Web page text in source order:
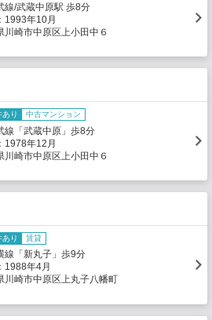
線/武蔵中原駅 歩8分
1993年10月
川崎市中原区上小田中６
り 中古マンション
線「武蔵中原」歩8分
1978年12月
川崎市中原区上小田中６
り 賃貸
線「新丸子」歩9分
1988年4月
川崎市中原区上丸子八幡町